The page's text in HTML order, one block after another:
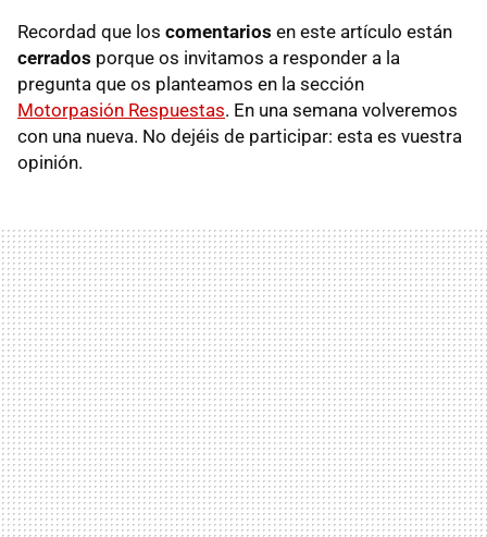
Recordad que los comentarios en este artículo están
cerrados porque os invitamos a responder a la
pregunta que os planteamos en la sección
Motorpasión Respuestas. En una semana volveremos
con una nueva. No dejéis de participar: esta es vuestra
opinión.